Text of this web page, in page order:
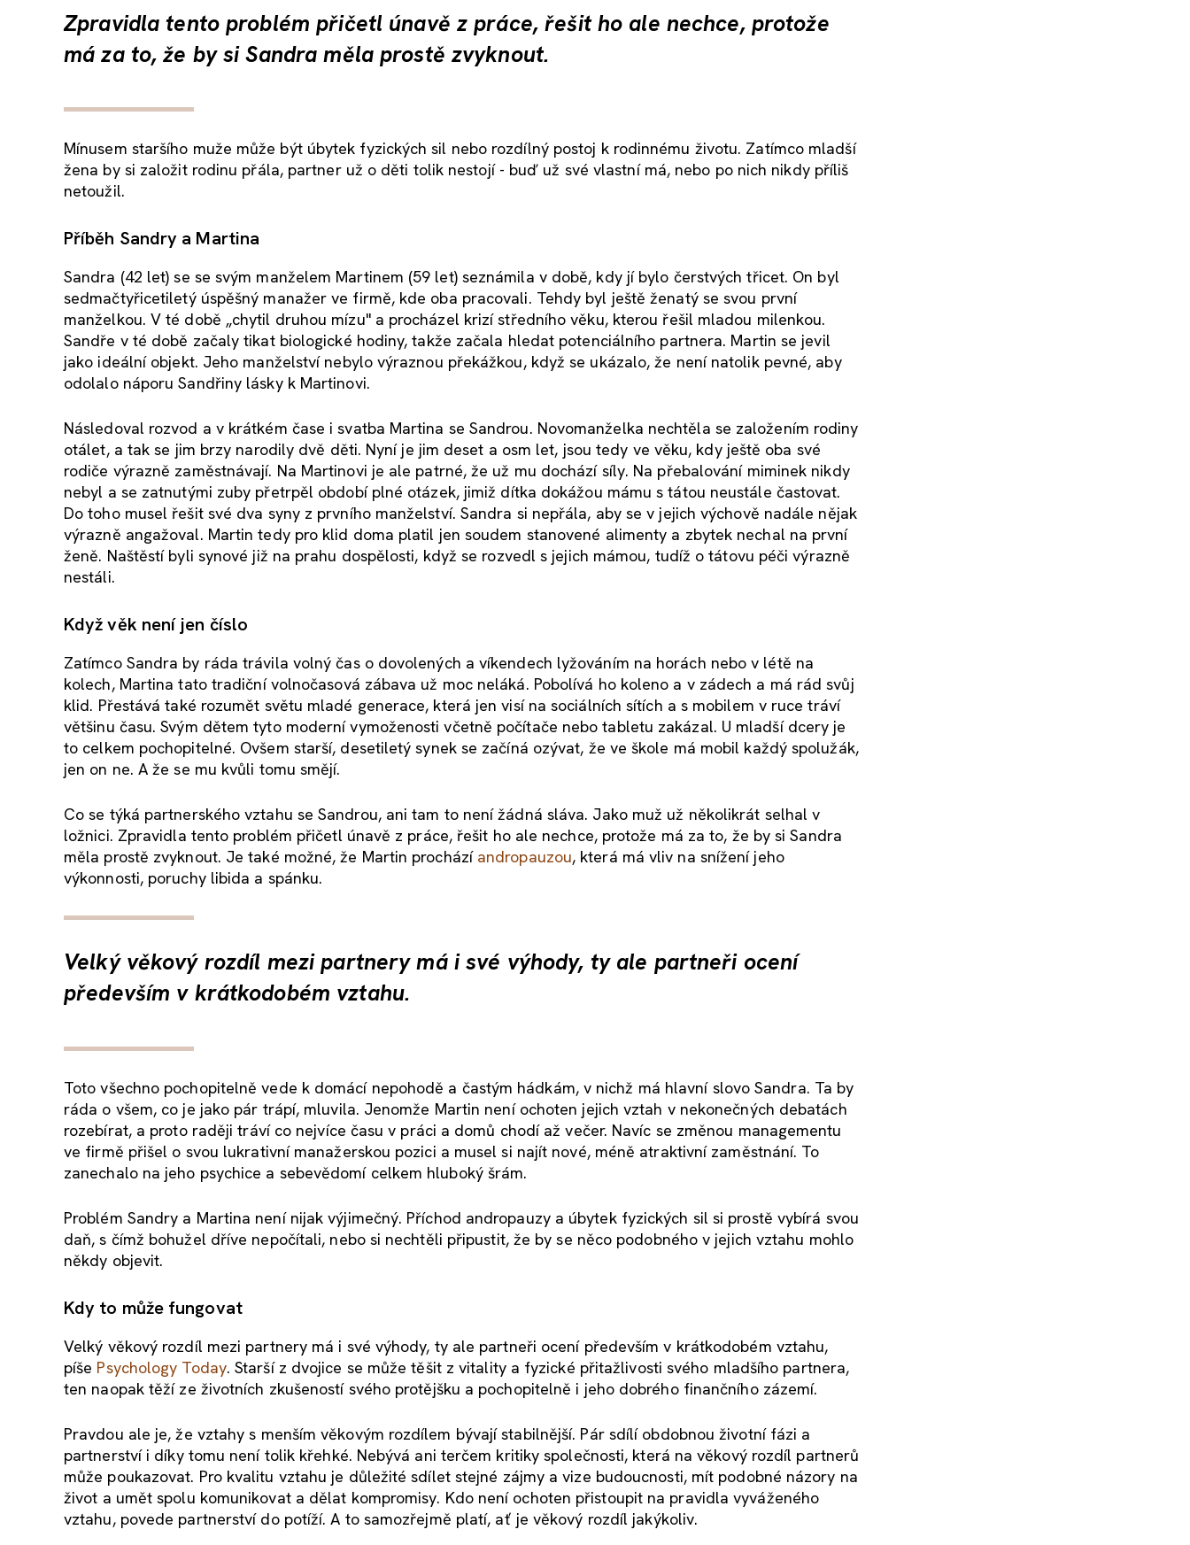
Zpravidla tento problém přičetl únavě z práce, řešit ho ale nechce, protože
má za to, že by si Sandra měla prostě zvyknout.
Mínusem staršího muže může být úbytek fyzických sil nebo rozdílný postoj k rodinnému životu. Zatímco mladší
žena by si založit rodinu přála, partner už o děti tolik nestojí - buď už své vlastní má, nebo po nich nikdy příliš
netoužil.
Příběh Sandry a Martina
Sandra (42 let) se se svým manželem Martinem (59 let) seznámila v době, kdy jí bylo čerstvých třicet. On byl
sedmačtyřicetiletý úspěšný manažer ve firmě, kde oba pracovali. Tehdy byl ještě ženatý se svou první
manželkou. V té době „chytil druhou mízu" a procházel krizí středního věku, kterou řešil mladou milenkou.
Sandře v té době začaly tikat biologické hodiny, takže začala hledat potenciálního partnera. Martin se jevil
jako ideální objekt. Jeho manželství nebylo výraznou překážkou, když se ukázalo, že není natolik pevné, aby
odolalo náporu Sandřiny lásky k Martinovi.
Následoval rozvod a v krátkém čase i svatba Martina se Sandrou. Novomanželka nechtěla se založením rodiny
otálet, a tak se jim brzy narodily dvě děti. Nyní je jim deset a osm let, jsou tedy ve věku, kdy ještě oba své
rodiče výrazně zaměstnávají. Na Martinovi je ale patrné, že už mu dochází síly. Na přebalování miminek nikdy
nebyl a se zatnutými zuby přetrpěl období plné otázek, jimiž dítka dokážou mámu s tátou neustále častovat.
Do toho musel řešit své dva syny z prvního manželství. Sandra si nepřála, aby se v jejich výchově nadále nějak
výrazně angažoval. Martin tedy pro klid doma platil jen soudem stanovené alimenty a zbytek nechal na první
ženě. Naštěstí byli synové již na prahu dospělosti, když se rozvedl s jejich mámou, tudíž o tátovu péči výrazně
nestáli.
Když věk není jen číslo
Zatímco Sandra by ráda trávila volný čas o dovolených a víkendech lyžováním na horách nebo v létě na
kolech, Martina tato tradiční volnočasová zábava už moc neláká. Pobolívá ho koleno a v zádech a má rád svůj
klid. Přestává také rozumět světu mladé generace, která jen visí na sociálních sítích a s mobilem v ruce tráví
většinu času. Svým dětem tyto moderní vymoženosti včetně počítače nebo tabletu zakázal. U mladší dcery je
to celkem pochopitelné. Ovšem starší, desetiletý synek se začíná ozývat, že ve škole má mobil každý spolužák,
jen on ne. A že se mu kvůli tomu smějí.
Co se týká partnerského vztahu se Sandrou, ani tam to není žádná sláva. Jako muž už několikrát selhal v
ložnici. Zpravidla tento problém přičetl únavě z práce, řešit ho ale nechce, protože má za to, že by si Sandra
měla prostě zvyknout. Je také možné, že Martin prochází andropauzou, která má vliv na snížení jeho
výkonnosti, poruchy libida a spánku.
Velký věkový rozdíl mezi partnery má i své výhody, ty ale partneři ocení
především v krátkodobém vztahu.
Toto všechno pochopitelně vede k domácí nepohodě a častým hádkám, v nichž má hlavní slovo Sandra. Ta by
ráda o všem, co je jako pár trápí, mluvila. Jenomže Martin není ochoten jejich vztah v nekonečných debatách
rozebírat, a proto raději tráví co nejvíce času v práci a domů chodí až večer. Navíc se změnou managementu
ve firmě přišel o svou lukrativní manažerskou pozici a musel si najít nové, méně atraktivní zaměstnání. To
zanechalo na jeho psychice a sebevědomí celkem hluboký šrám.
Problém Sandry a Martina není nijak výjimečný. Příchod andropauzy a úbytek fyzických sil si prostě vybírá svou
daň, s čímž bohužel dříve nepočítali, nebo si nechtěli připustit, že by se něco podobného v jejich vztahu mohlo
někdy objevit.
Kdy to může fungovat
Velký věkový rozdíl mezi partnery má i své výhody, ty ale partneři ocení především v krátkodobém vztahu,
píše Psychology Today. Starší z dvojice se může těšit z vitality a fyzické přitažlivosti svého mladšího partnera,
ten naopak těží ze životních zkušeností svého protějšku a pochopitelně i jeho dobrého finančního zázemí.
Pravdou ale je, že vztahy s menším věkovým rozdílem bývají stabilnější. Pár sdílí obdobnou životní fázi a
partnerství i díky tomu není tolik křehké. Nebývá ani terčem kritiky společnosti, která na věkový rozdíl partnerů
může poukazovat. Pro kvalitu vztahu je důležité sdílet stejné zájmy a vize budoucnosti, mít podobné názory na
život a umět spolu komunikovat a dělat kompromisy. Kdo není ochoten přistoupit na pravidla vyváženého
vztahu, povede partnerství do potíží. A to samozřejmě platí, ať je věkový rozdíl jakýkoliv.